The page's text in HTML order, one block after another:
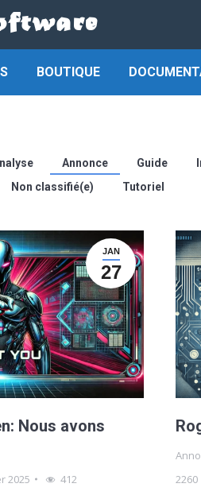
BOUTIQUE
Annonce Guide
Non classifié(e)
Tutoriel
JAN
27
Nous avons
2025 412
2260